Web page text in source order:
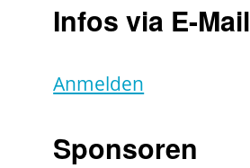
Infos via E-Mail
Anmelden
Sponsoren